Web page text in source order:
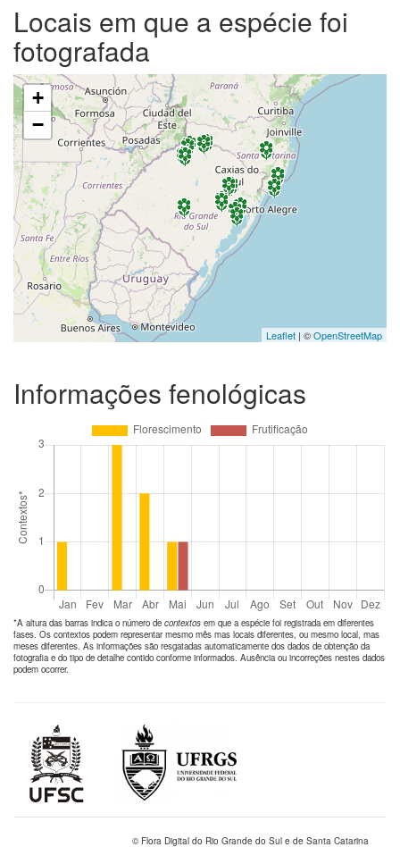
Locais em que a espécie foi
fotografada
+
−
Leaflet | ©OpenStreetMap
Informações fenológicas
*A altura das barras indica o número de contextos em que a espécie foi registrada em diferentes
fases. Os contextos podem representar mesmo mês mas locais diferentes, ou mesmo local, mas
meses diferentes. As informações são resgatadas automaticamente dos dados de obtenção da
fotografia e do tipo de detalhe contido conforme informados. Ausência ou incorreções nestes dados
podem ocorrer.
© Flora Digital do Rio Grande do Sul e de Santa Catarina